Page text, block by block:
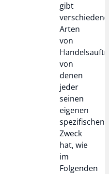
gibt
verschiedene
Arten
von
von
denen
jeder
seinen
eigenen
spezifischen
Zweck
hat, wie
im
Folgenden